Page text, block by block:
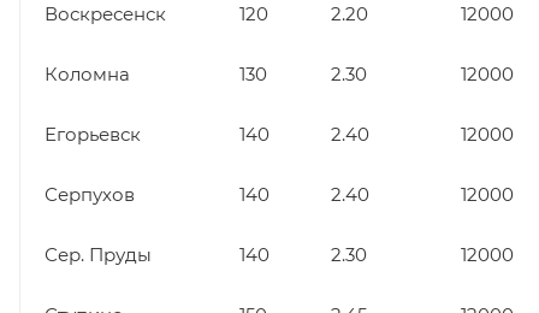
Воскресенск 120 2.20 12000
Коломна 130 2.30 12000
Егорьевск 140 2.40 12000
Серпухов 140 2.40 12000
Сер. Пруды 140 2.30 12000